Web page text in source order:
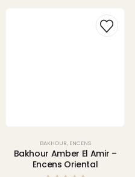
BAKHOUR, ENCENS
Bakhour Amber El Amir –
Encens Oriental